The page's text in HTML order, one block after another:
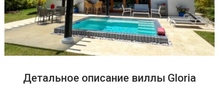
Детальное описание виллы Gloria